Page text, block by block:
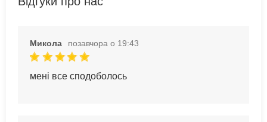
Микола позавчора о 19:43
мені все сподоболось